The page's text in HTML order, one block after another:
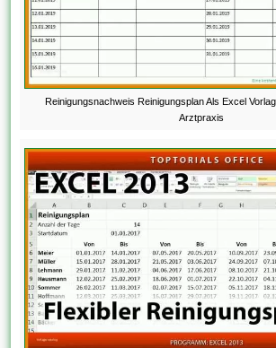
Reinigungsnachweis Reinigungsplan Als Excel
Arztpraxis